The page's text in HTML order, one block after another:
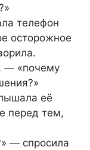
телефон
осторожное
— «почему
её
перед тем,
— спросила